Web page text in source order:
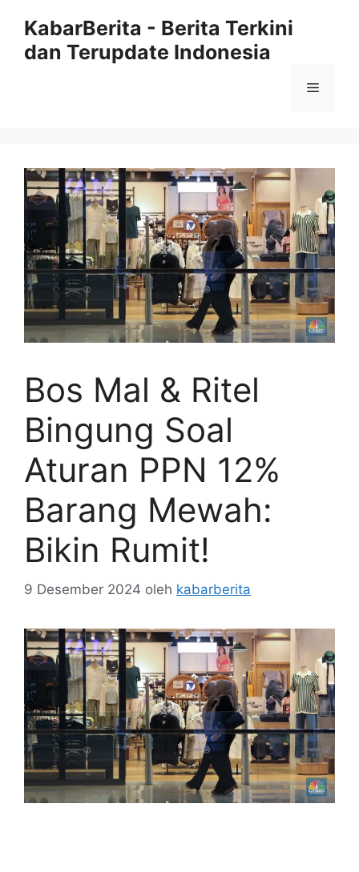
KabarBerita - Berita Terkini
dan Terupdate Indonesia
Menu
Bos Mal & Ritel
Bingung Soal
Aturan PPN 12%
Barang Mewah:
Bikin Rumit!
9 Desember 2024 oleh kabarberita